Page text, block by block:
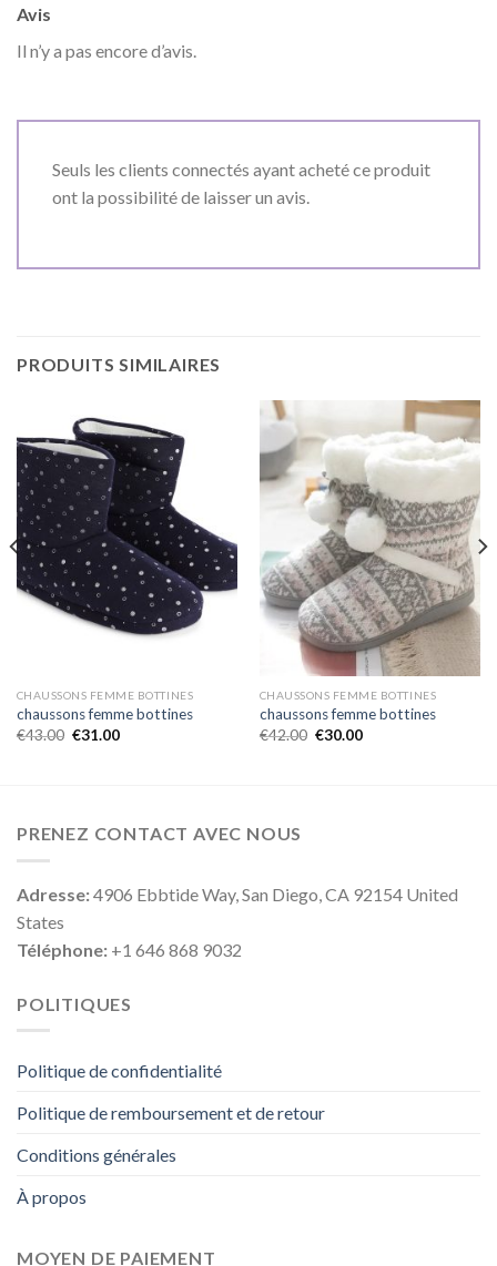
Avis
Il n’y a pas encore d’avis.
Seuls les clients connectés ayant acheté ce produit
ont la possibilité de laisser un avis.
PRODUITS SIMILAIRES
CHAUSSONS FEMME BOTTINES
chaussons femme bottines
€43.00 €31.00
CHAUSSONS FEMME BOTTINES
chaussons femme bottines
€42.00 €30.00
PRENEZ CONTACT AVEC NOUS
Adresse:4906 Ebbtide Way, San Diego, CA 92154 United
States
Téléphone: +1 646 868 9032
POLITIQUES
Politique de confidentialité
Politique de remboursement et de retour
Conditions générales
À propos
MOYEN DE PAIEMENT